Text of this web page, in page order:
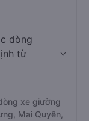
dòng
từ
xe giường
Mai Quyên,